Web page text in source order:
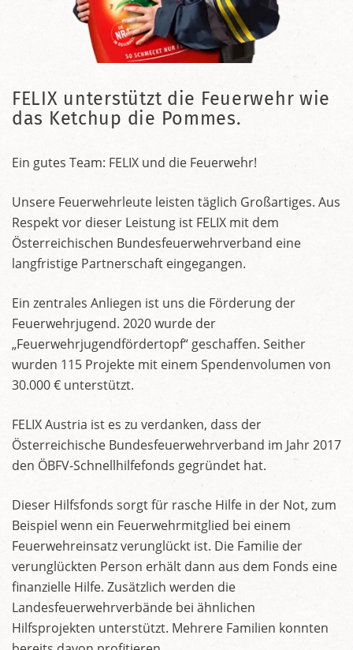
FELIX unterstützt die Feuerwehr wie
das Ketchup die Pommes.
Ein gutes Team: FELIX und die Feuerwehr!
Unsere Feuerwehrleute leisten täglich Großartiges. Aus
Respekt vor dieser Leistung ist FELIX mit dem
Österreichischen Bundesfeuerwehrverband eine
langfristige Partnerschaft eingegangen.
Ein zentrales Anliegen ist uns die Förderung der
Feuerwehrjugend. 2020 wurde der
„Feuerwehrjugendfördertopf“ geschaffen. Seither
wurden 115 Projekte mit einem Spendenvolumen von
30.000 € unterstützt.
FELIX Austria ist es zu verdanken, dass der
Österreichische Bundesfeuerwehrverband im Jahr 2017
den ÖBFV-Schnellhilfefonds gegründet hat.
Dieser Hilfsfonds sorgt für rasche Hilfe in der Not, zum
Beispiel wenn ein Feuerwehrmitglied bei einem
Feuerwehreinsatz verunglückt ist. Die Familie der
verunglückten Person erhält dann aus dem Fonds eine
finanzielle Hilfe. Zusätzlich werden die
Landesfeuerwehrverbände bei ähnlichen
Hilfsprojekten unterstützt. Mehrere Familien konnten